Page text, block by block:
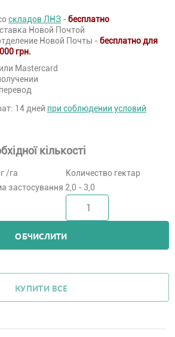
складов ЛНЗ - бесплатно
Новой Почтой
Новой Почты - бесплатно для
грн.
Mastercard
14 дней при соблюдении условий
кількості
/га
Количество гектар
застосування 2,0 - 3,0
ОБЧИСЛИТИ
КУПИТИ ВСЕ